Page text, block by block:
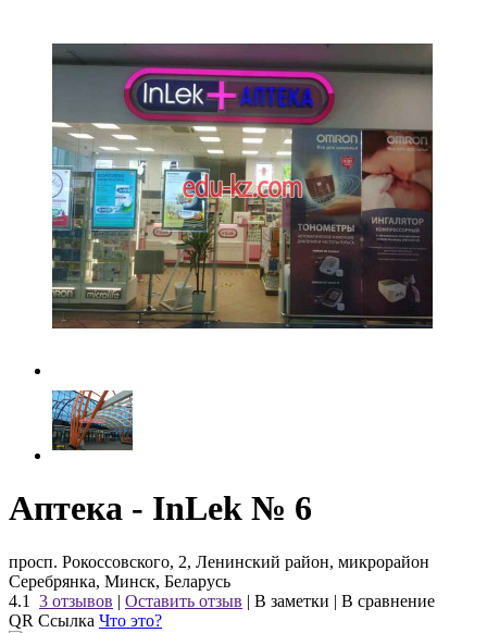
Аптека - InLek № 6
просп. Рокоссовского, 2, Ленинский район, микрорайон
Серебрянка, Минск, Беларусь
4.1
3 отзывов | Оставить отзыв | В заметки | В сравнение
QR Ссылка Что это?